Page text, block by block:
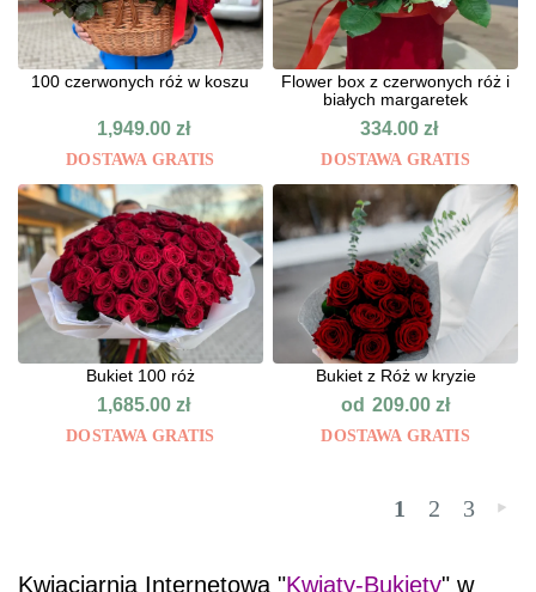
100 czerwonych róż w koszu
1,949.00zł
DOSTAWA GRATIS
Flower box z czerwonych róż i
białych margaretek
334.00zł
DOSTAWA GRATIS
Bukiet 100 róż
1,685.00zł
DOSTAWA GRATIS
Bukiet z Róż w kryzie
od 209.00zł
DOSTAWA GRATIS
1 2 3 »
Kwiaciarnia Internetowa "Kwiaty-Bukiety" w